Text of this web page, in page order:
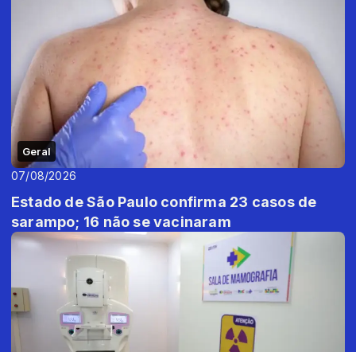
Geral
07/08/2026
Estado de São Paulo confirma 23 casos de
sarampo; 16 não se vacinaram